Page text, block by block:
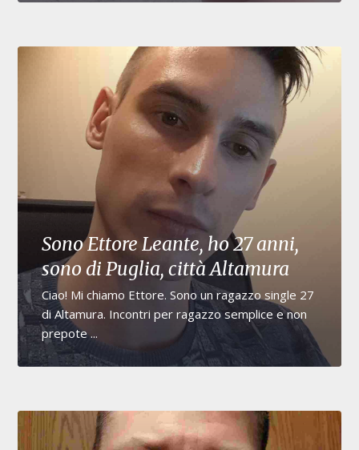
Sono Ettore Leante, ho 27 anni,
sono di Puglia, città Altamura
Ciao! Mi chiamo Ettore. Sono un ragazzo single 27
di Altamura. Incontri per ragazzo semplice e non
prepote ...